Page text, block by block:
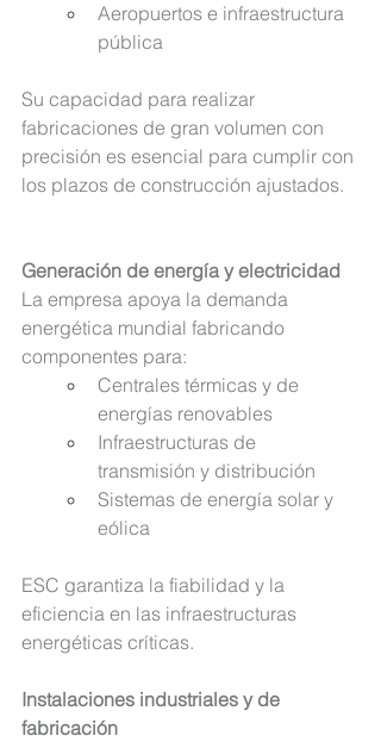
Aeropuertos e infraestructura
pública
Su capacidad para realizar
fabricaciones de gran volumen con
precisión es esencial para cumplir con
los plazos de construcción ajustados.
Generación de energía y electricidad
La empresa apoya la demanda
energética mundial fabricando
componentes para:
Centrales térmicas y de
energías renovables
Infraestructuras de
transmisión y distribución
Sistemas de energía solar y
eólica
ESC garantiza la fiabilidad y la
eficiencia en las infraestructuras
energéticas críticas.
Instalaciones industriales y de
fabricación